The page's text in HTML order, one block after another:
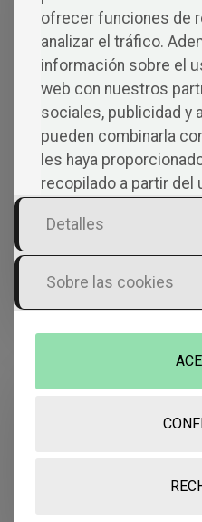
emoción, el mundo
humano.
IR AL LIBRO »
ofrecer funciones de
analizar el tráfico.
información sobre el
web con nuestros
sociales, publicidad y
pueden combinarla
les haya
recopilado a partir del
Detalles
Sobre las cookies